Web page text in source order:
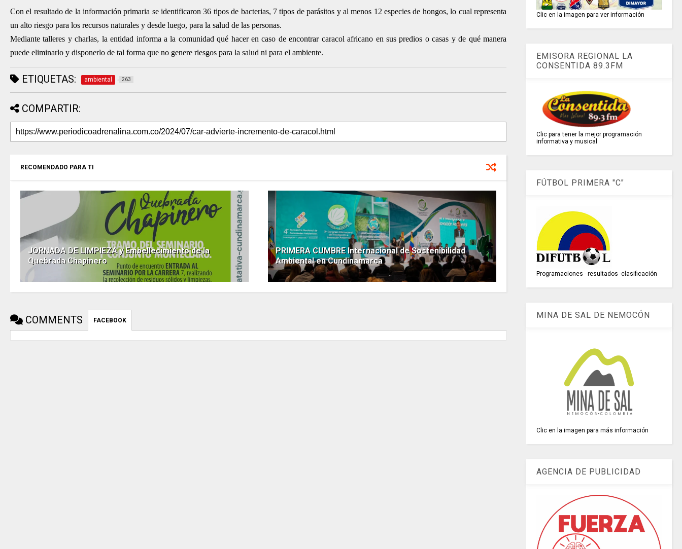
Con el resultado de la información primaria se identificaron 36 tipos de bacterias, 7 tipos de parásitos y al menos 12 especies de hongos, lo cual representa
un alto riesgo para los recursos naturales y desde luego, para la salud de las personas.
Mediante talleres y charlas, la entidad informa a la comunidad qué hacer en caso de encontrar caracol africano en sus predios o casas y de qué manera
puede eliminarlo y disponerlo de tal forma que no genere riesgos para la salud ni para el ambiente.
ETIQUETAS: ambiental 263
COMPARTIR:
RECOMENDADO PARA TI
JORNADA DE LIMPIEZA y Embellecimiento de la
Quebrada Chapinero
PRIMERA CUMBRE Internacional de Sostenibilidad
Ambiental en Cundinamarca
COMMENTS FACEBOOK
Clic en la imagen para ver información
EMISORA REGIONAL LA
CONSENTIDA 89.3FM
Clic para tener la mejor programación
informativa y musical
FÚTBOL PRIMERA "C"
Programaciones - resultados -clasificación
MINA DE SAL DE NEMOCÓN
Clic en la imagen para más información
AGENCIA DE PUBLICIDAD